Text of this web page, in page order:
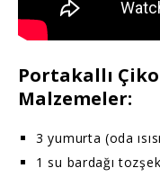
Portakallı
Malzemeler:
3 yumurta (oda
1 su bardağı